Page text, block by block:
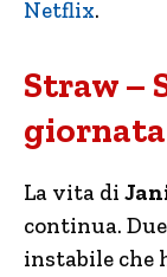
Netflix.
Straw –
La vita di
continua.
instabile che